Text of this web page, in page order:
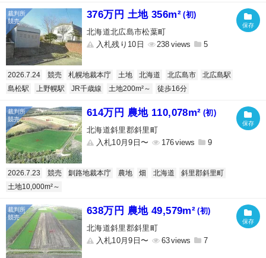
376万円 土地 356m² (初)
北海道北広島市松葉町
入札残り10日
238 5
2026.7.24 競売 札幌地裁本庁 土地 北海道 北広島市
北広島駅
島松駅
上野幌駅 JR千歳線 土地200m²～ 徒歩16分
614万円 農地 110,078m² (初)
北海道斜里郡斜里町
入札10月9日〜
176 9
2026.7.23 競売 釧路地裁本庁 農地 畑 北海道
斜里郡斜里町
土地10,000m²～
638万円 農地 49,579m² (初)
北海道斜里郡斜里町
入札10月9日〜
63 7